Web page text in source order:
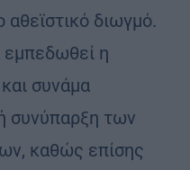
διωγμό.
η
συνάμα
συνύπαρξη των
καθώς επίσης